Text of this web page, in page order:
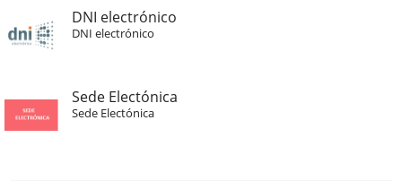
DNI electrónico
DNI electrónico
Sede Electónica
Sede Electónica